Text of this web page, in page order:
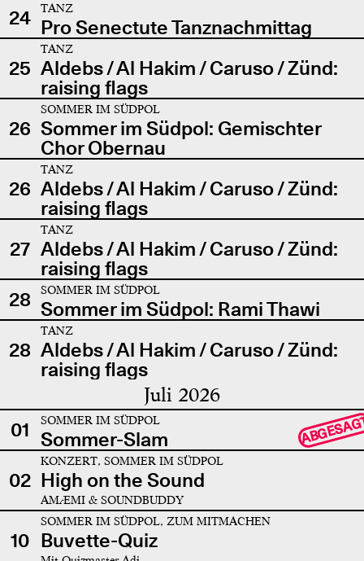
24
TANZ
Pro Senectute Tanznachmittag
25
TANZ
Aldebs / Al Hakim / Caruso / Zünd:
raising flags
26
SOMMER IM SÜDPOL
Sommer im Südpol: Gemischter
Chor Obernau
26
TANZ
Aldebs / Al Hakim / Caruso / Zünd:
raising flags
27
TANZ
Aldebs / Al Hakim / Caruso / Zünd:
raising flags
28
SOMMER IM SÜDPOL
Sommer im Südpol: Rami Thawi
28
TANZ
Aldebs / Al Hakim / Caruso / Zünd:
raising flags
Juli 2026
01 SOMMER IM SÜDPOL
Sommer-Slam
02
KONZERT, SOMMER IM SÜDPOL
High on the Sound
AMÆMI & SOUNDBUDDY
10
SOMMER IM SÜDPOL, ZUM MITMACHEN
Buvette-Quiz